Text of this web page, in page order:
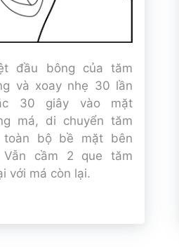
đầu bông của tăm
và xoay nhẹ 30 lần
30 giây vào mặt
má, di chuyển tăm
toàn bộ bề mặt bên
Vẫn cầm 2 que tăm
với má còn lại.